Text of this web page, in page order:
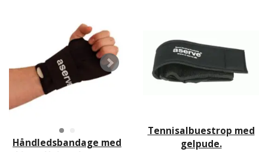
Håndledsbandage med
Tennisalbuestrop med
gelpude.